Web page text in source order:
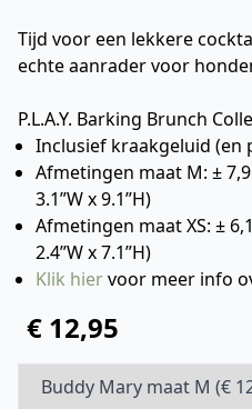
Tijd voor een lekkere
echte aanrader voor
P.L.A.Y. Barking Brunch
Inclusief kraakgeluid (en
Afmetingen maat M: ± 7,9
3.1”W x 9.1”H)
Afmetingen maat XS: ±
2.4”W x 7.1”H)
Klik hiervoor meer info
€ 12,95